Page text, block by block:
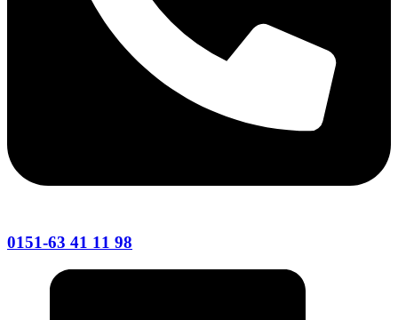
0151-63 41 11 98